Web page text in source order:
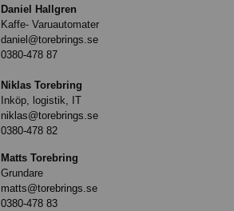
Daniel Hallgren
Kaffe- Varuautomater
daniel@torebrings.se
0380-478 87
Niklas Torebring
Inköp, logistik, IT
niklas@torebrings.se
0380-478 82
Matts Torebring
Grundare
matts@torebrings.se
0380-478 83